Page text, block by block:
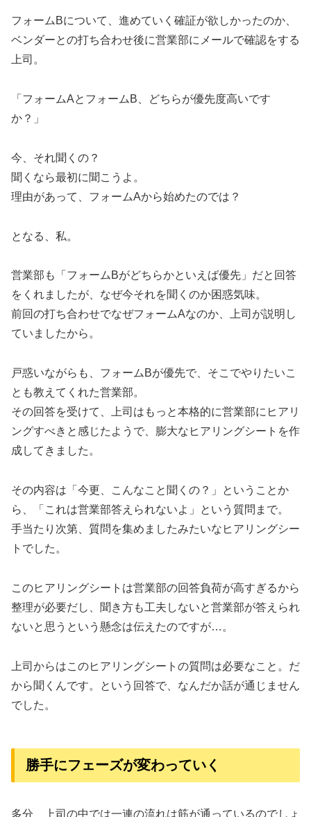
フォームBについて、進めていく確証が欲しかったのか、
ベンダーとの打ち合わせ後に営業部にメールで確認をする
上司。
「フォームAとフォームB、どちらが優先度高いです
か？」
今、それ聞くの？
聞くなら最初に聞こうよ。
理由があって、フォームAから始めたのでは？
となる、私。
営業部も「フォームBがどちらかといえば優先」だと回答
をくれましたが、なぜ今それを聞くのか困惑気味。
前回の打ち合わせでなぜフォームAなのか、上司が説明し
ていましたから。
戸惑いながらも、フォームBが優先で、そこでやりたいこ
とも教えてくれた営業部。
その回答を受けて、上司はもっと本格的に営業部にヒアリ
ングすべきと感じたようで、膨大なヒアリングシートを作
成してきました。
その内容は「今更、こんなこと聞くの？」ということか
ら、「これは営業部答えられないよ」という質問まで。
手当たり次第、質問を集めましたみたいなヒアリングシー
トでした。
このヒアリングシートは営業部の回答負荷が高すぎるから
整理が必要だし、聞き方も工夫しないと営業部が答えられ
ないと思うという懸念は伝えたのですが…。
上司からはこのヒアリングシートの質問は必要なこと。だ
から聞くんです。という回答で、なんだか話が通じません
でした。
勝手にフェーズが変わっていく
多分、上司の中では一連の流れは筋が通っているのでしょ